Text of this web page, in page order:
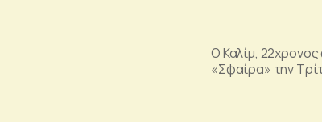
O Καλίμ,
«Σφαίρα» την